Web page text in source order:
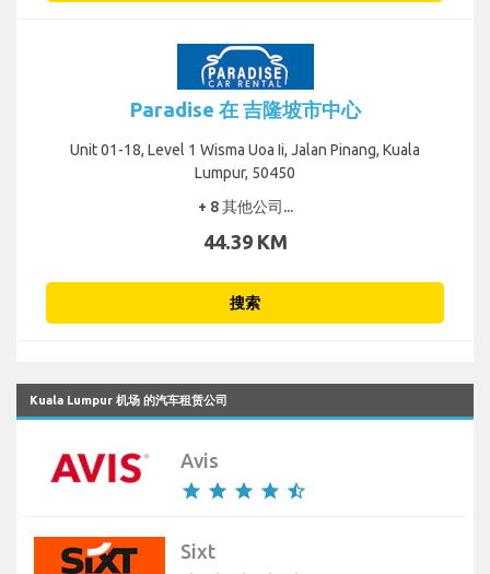
Paradise 在 吉隆坡市中心
Unit 01-18, Level 1 Wisma Uoa Ii, Jalan Pinang, Kuala
Lumpur, 50450
+ 8 其他公司...
44.39 KM
搜索
Kuala Lumpur 机场 的汽车租赁公司
Avis
star star star star star_half
Sixt